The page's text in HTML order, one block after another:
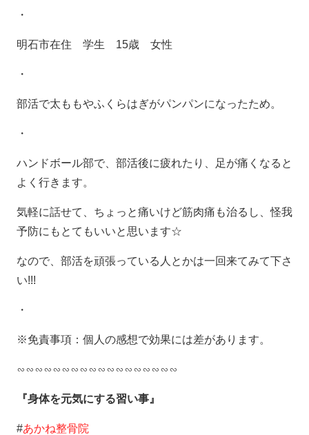
・
明石市在住 学生 15歳 女性
・
部活で太ももやふくらはぎがパンパンになったため。
・
ハンドボール部で、部活後に疲れたり、足が痛くなると
よく行きます。
気軽に話せて、ちょっと痛いけど筋肉痛も治るし、怪我
予防にもとてもいいと思います☆
なので、部活を頑張っている人とかは一回来てみて下さ
い!!!
・
※免責事項：個人の感想で効果には差があります。
∽∽∽∽∽∽∽∽∽∽∽∽∽∽∽∽∽∽
『身体を元気にする習い事』
#あかね整骨院